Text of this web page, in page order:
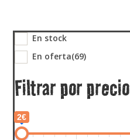
En stock
En oferta(69)
Filtrar por precio
2€